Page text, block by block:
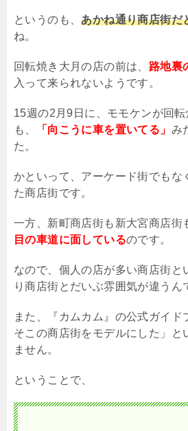
というのも、あかね通り商店街だ
ね。
回転焼き大月の店の前は、 路地裏
入って来られないようです。
15週の2 月9 日に、モモケンが回
も、
「向こうに車を置いてる」 み
た。
かといって、アーケード街でもな
た商店街です。
一方、新町商店街も新大宮商店街
目の車道に面しているのです。
なので、個人の店が多い商店街と
り商店街とだいぶ雰囲気が違うん
また、『カムカム』の公式ガイド
そこの商店街をモデルにした」と
ません。
ということで、